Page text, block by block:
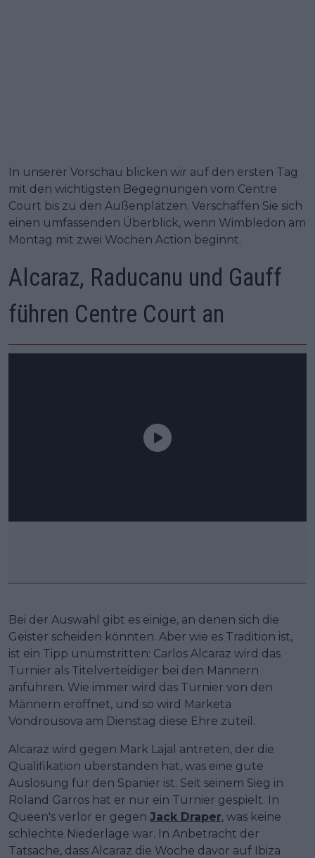
In unserer Vorschau blicken wir auf den ersten Tag
mit den wichtigsten Begegnungen vom Centre
Court bis zu den Außenplätzen. Verschaffen Sie sich
einen umfassenden Überblick, wenn Wimbledon am
Montag mit zwei Wochen Action beginnt.
Alcaraz, Raducanu und Gauff
führen Centre Court an
Bei der Auswahl gibt es einige, an denen sich die
Geister scheiden könnten. Aber wie es Tradition ist,
ist ein Tipp unumstritten: Carlos Alcaraz wird das
Turnier als Titelverteidiger bei den Männern
anführen. Wie immer wird das Turnier von den
Männern eröffnet, und so wird Marketa
Vondrousova am Dienstag diese Ehre zuteil.
Alcaraz wird gegen Mark Lajal antreten, der die
Qualifikation überstanden hat, was eine gute
Auslosung für den Spanier ist. Seit seinem Sieg in
Roland Garros hat er nur ein Turnier gespielt. In
Queen's verlor er gegen Jack Draper, was keine
schlechte Niederlage war. In Anbetracht der
Tatsache, dass Alcaraz die Woche davor auf Ibiza